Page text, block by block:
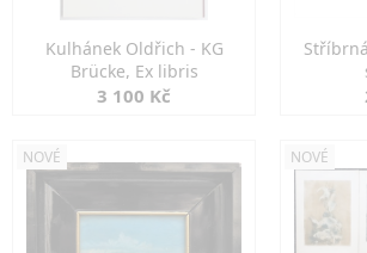
Kulhánek Oldřich - KG
Brücke, Ex libris
3 100 Kč
NOVÉ NOVÉ